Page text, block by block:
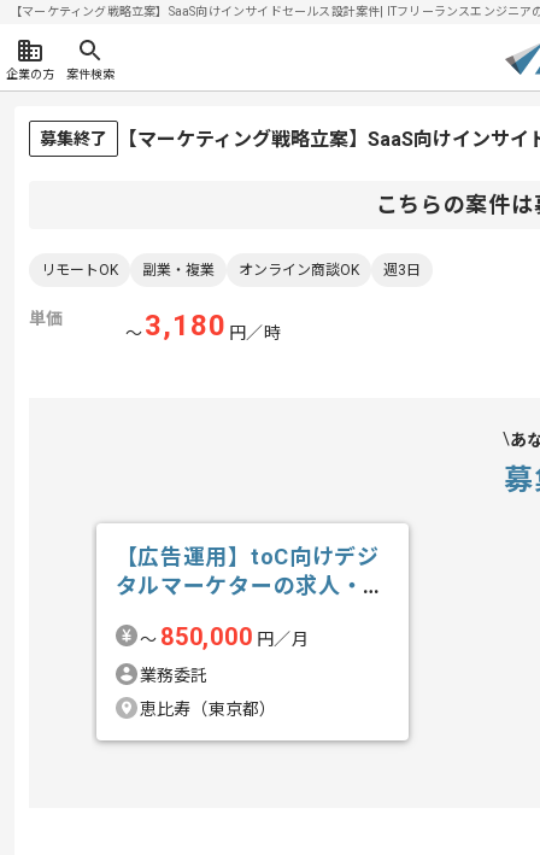
【マーケティング戦略立案】SaaS向けインサイドセールス設計案件| ITフリーランスエンジニ
企業の方 案件検索
募集終了 【マーケティング戦略立案】SaaS向けインサ
こちらの案件
リモートOK 副業・複業 オンライン商談OK 週3日
単価
〜3,180 円／時
あ
【広告運用】toC向けデジ
タルマーケターの求人・案
〜 850,000 円／月
業務委託
恵比寿（東京都）